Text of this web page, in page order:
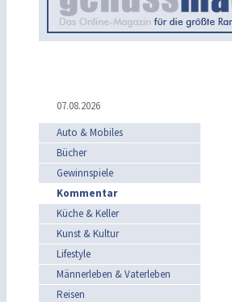
07.08.2026
Auto & Mobiles
Bücher
Gewinnspiele
Kommentar
Küche & Keller
Kunst & Kultur
Lifestyle
Männerleben & Vaterleben
Reisen